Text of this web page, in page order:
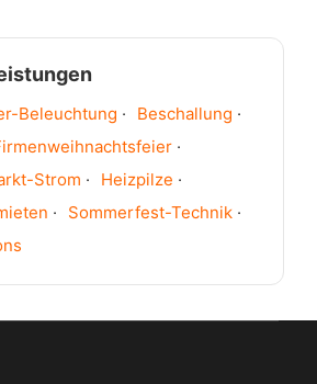
Beleuchtung · Beschallung ·
·
Strom · Heizpilze ·
· Sommerfest-Technik ·